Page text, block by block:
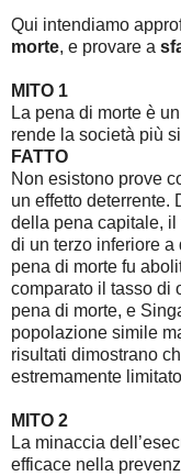
Qui intendiamo
morte, e provare a
MITO 1
La pena di morte è
rende la società più
FATTO
Non esistono prove
un effetto deterrente.
della pena capitale,
di un terzo inferiore
pena di morte fu
comparato il tasso di
pena di morte, e
popolazione simile
risultati dimostrano
estremamente
MITO 2
La minaccia
efficace nella